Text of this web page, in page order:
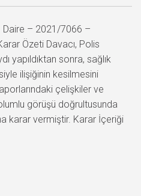
Daire – 2021/7066 –
Özeti Davacı, Polis
yapıldıktan sonra, sağlık
ilişiğinin kesilmesini
çelişkiler ve
görüşü doğrultusunda
karar vermiştir. Karar İçeriği